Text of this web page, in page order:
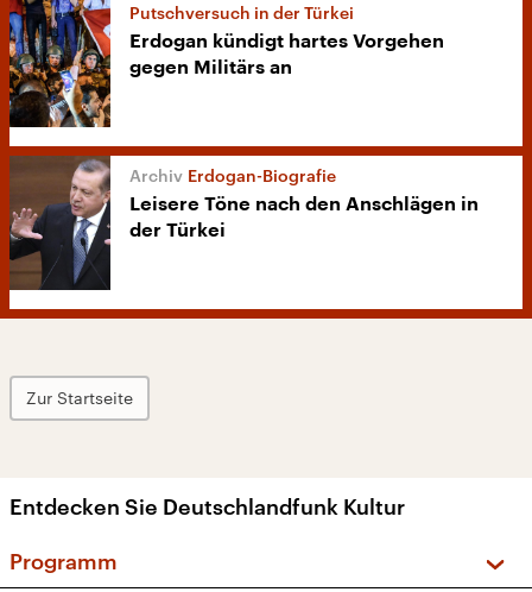
Putschversuch in der Türkei
Erdogan kündigt hartes Vorgehen
gegen Militärs an
Erdogan-Biografie
Leisere Töne nach den Anschlägen in
der Türkei
Zur Startseite
Entdecken Sie Deutschlandfunk Kultur
Programm